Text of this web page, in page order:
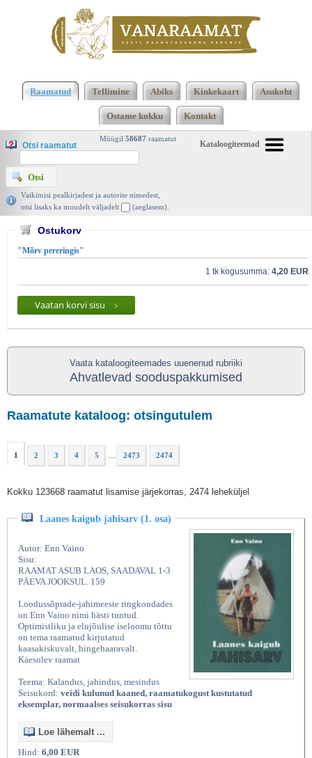
järjekorras, 2474 leheküljelKasutatud raamatud |
Vanaraamat. ee raamatupood
Raamatud Tellimine Abiks Kinkekaart Asukoht
Ostame kokku Kontakt
Kataloogiteemad
Müügil 58687 raamatut
Otsi raamatut
Vaikimisi pealkirjadest ja autorite nimedest,
otsi lisaks ka muudelt väljadelt
(aeglasem).
Ostukorv
"Mõrv pereringis"
1 tk kogusumma: 4,20 EUR
Vaatan korvi sisu
Vaata kataloogiteemades uuenenud rubriiki
Ahvatlevad sooduspakkumised
Raamatute kataloog: otsingutulem
1 2 3 4 5 ... 2473 2474
Kokku 123668 raamatut lisamise järjekorras, 2474 leheküljel
Laanes kaigub jahisarv (1. osa)
Autor: Enn Vaino
Sisu:
RAAMAT ASUB LAOS, SAADAVAL 1-3
PÄEVA JOOKSUL. 159
Loodussõprade-jahimeeste ringkondades
on Enn Vaino nimi hästi tuntud.
Optimistliku ja elujõulise iseloomu tõttu
on tema raamatud kirjutatud
kaasakiskuvalt, hingehaaravalt.
Käesolev raamat
Teema: Kalandus, jahindus, mesindus
Seisukord: veidi kulunud kaaned, raamatukogust kustutatud
eksemplar, normaalses seisukorras sisu
Loe lähemalt ...
Hind: 6,00 EUR